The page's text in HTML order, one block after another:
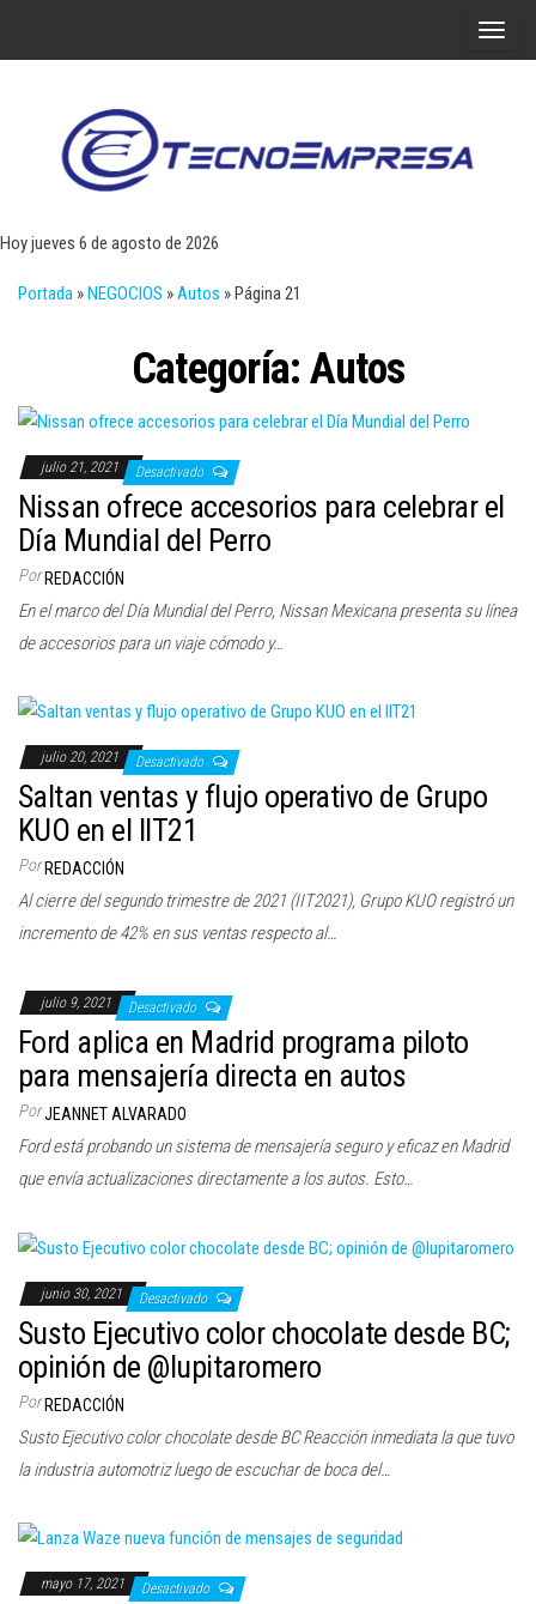
A
a
ó
Hoy jueves 6 de agosto de 2026
Portada »NEGOCIOS »Autos »Página 21
Categoría: Autos
julio 21, 2021 Desactivado
Nissan ofrece accesorios para celebrar el
Día Mundial del Perro
PorREDACCIÓN
En el marco del Día Mundial del Perro, Nissan Mexicana presenta su línea
de accesorios para un viaje cómodo y…
julio 20, 2021 Desactivado
Saltan ventas y flujo operativo de Grupo
KUO en el IIT21
Por REDACCIÓN
Al cierre del segundo trimestre de 2021 (IIT2021), Grupo KUO registró un
incremento de 42% en sus ventas respecto al…
julio 9, 2021 Desactivado
Ford aplica en Madrid programa piloto
para mensajería directa en autos
PorJEANNET ALVARADO
Ford está probando un sistema de mensajería seguro y eficaz en Madrid
que envía actualizaciones directamente a los autos. Esto…
junio 30, 2021 Desactivado
Susto Ejecutivo color chocolate desde BC;
opinión de @lupitaromero
PorREDACCIÓN
Susto Ejecutivo color chocolate desde BC Reacción inmediata la que tuvo
la industria automotriz luego de escuchar de boca del…
mayo 17, 2021 Desactivado